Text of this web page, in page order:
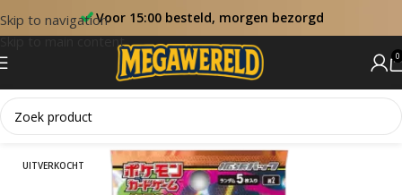
Skip to navigation
Skip to main content
Voor 15:00 besteld, morgen bezorgd
0
Home Booster Packs
UITVERKOCHT